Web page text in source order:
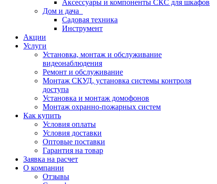
Аксессуары и компоненты СКС для шкафов
Дом и дача
Садовая техника
Инструмент
Акции
Услуги
Установка, монтаж и обслуживание
видеонаблюдения
Ремонт и обслуживание
Монтаж СКУД, установка системы контроля
доступа
Установка и монтаж домофонов
Монтаж охранно-пожарных систем
Как купить
Условия оплаты
Условия доставки
Оптовые поставки
Гарантия на товар
Заявка на расчет
О компании
Отзывы